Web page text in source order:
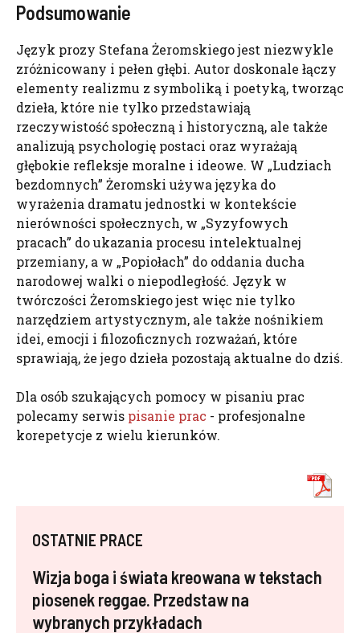
Podsumowanie
Język prozy Stefana Żeromskiego jest niezwykle
zróżnicowany i pełen głębi. Autor doskonale łączy
elementy realizmu z symboliką i poetyką, tworząc
dzieła, które nie tylko przedstawiają
rzeczywistość społeczną i historyczną, ale także
analizują psychologię postaci oraz wyrażają
głębokie refleksje moralne i ideowe. W „Ludziach
bezdomnych” Żeromski używa języka do
wyrażenia dramatu jednostki w kontekście
nierówności społecznych, w „Syzyfowych
pracach” do ukazania procesu intelektualnej
przemiany, a w „Popiołach” do oddania ducha
narodowej walki o niepodległość. Język w
twórczości Żeromskiego jest więc nie tylko
narzędziem artystycznym, ale także nośnikiem
idei, emocji i filozoficznych rozważań, które
sprawiają, że jego dzieła pozostają aktualne do dziś.
Dla osób szukających pomocy w pisaniu prac
polecamy serwis pisanie prac - profesjonalne
korepetycje z wielu kierunków.
OSTATNIE PRACE
Wizja boga i świata kreowana w tekstach
piosenek reggae. Przedstaw na
wybranych przykładach